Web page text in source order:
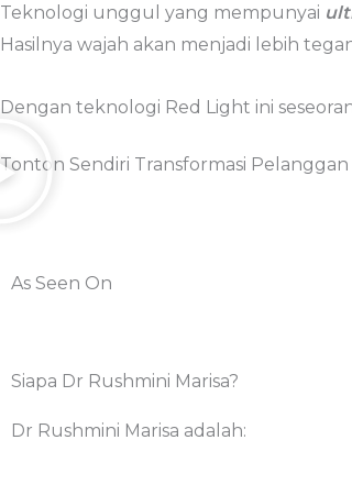
Teknologi unggul yang mempunyai
Hasilnya wajah akan menjadi lebih
Dengan teknologi Red Light ini
Tonton Sendiri Transformasi
As Seen On
Siapa Dr Rushmini Marisa?
Dr Rushmini Marisa adalah: